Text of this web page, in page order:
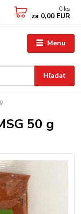
Menu
Hľadať
0 ks
za 0,00 EUR
50 g